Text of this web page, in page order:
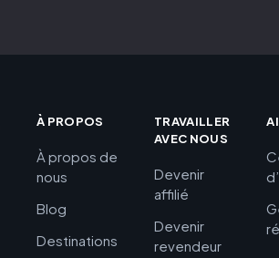
À PROPOS
À propos de
nous
Blog
Destinations
TRAVAILLER
AVEC NOUS
Devenir
affilié
Devenir
revendeur